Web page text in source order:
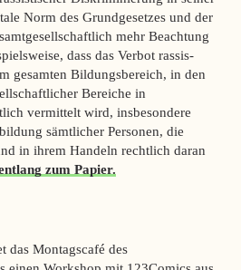
Norm des Grundgesetzes und der
mehr Beachtung
dass das Verbot rassis­
gesamten Bildungsbe­reich, in den
Bereiche in
vermittelt wird, insbesondere
sämtlicher Personen, die
in ihrem Handeln rechtlich dar­an
zum Papier.
das Montagscafé des